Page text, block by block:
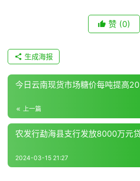
区
频
产
业
链
赞 (0)
生成海报
今日云南现货市场糖价每吨提高
上一篇
农发行勐海县支行发放8000万元
2024-03-15 21:27